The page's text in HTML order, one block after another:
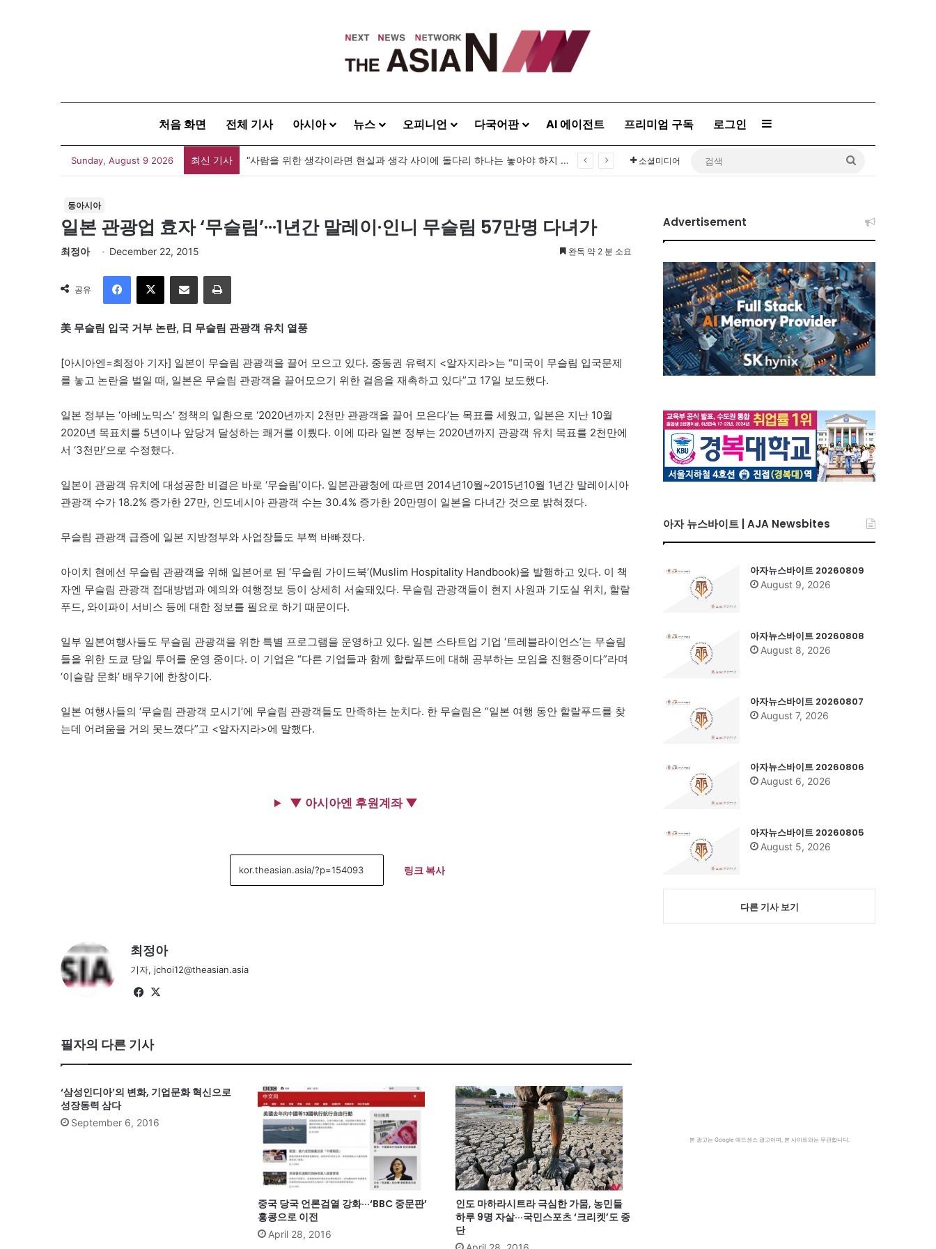
처음 화면 전체 기사 아시아 뉴스 오피니언 다국어판 AI 에이전트 프리미엄 구독 로그인 Sidebar
Sunday, August 9 2026 최신 기사 “사람을 위한 생각이라면 현실과 생각 사이에 돌다리 하나는 놓아야 하지 않을까” 소셜미디어
동아시아
일본 관광업 효자 ‘무슬림’···1년간 말레이·인니 무슬림 57만명 다녀가
최정아 December 22, 2015 완독 약 2 분 소요
공유
이메일
美 무슬림 입국 거부 논란, 日 무슬림 관광객 유치 열풍
[아시아엔=최정아 기자] 일본이 무슬림 관광객을 끌어 모으고 있다. 중동권 유력지 <알자지라>는 “미국이 무슬림 입국문제
를 놓고 논란을 벌일 때, 일본은 무슬림 관광객을 끌어모으기 위한 걸음을 재촉하고 있다”고 17일 보도했다.
일본 정부는 ‘아베노믹스’ 정책의 일환으로 ‘2020년까지 2천만 관광객을 끌어 모은다’는 목표를 세웠고, 일본은 지난 10월
2020년 목표치를 5년이나 앞당겨 달성하는 쾌거를 이뤘다. 이에 따라 일본 정부는 2020년까지 관광객 유치 목표를 2천만에
서 ‘3천만’으로 수정했다.
일본이 관광객 유치에 대성공한 비결은 바로 ‘무슬림’이다. 일본관광청에 따르면 2014년10월~2015년10월 1년간 말레이시아
관광객 수가 18.2% 증가한 27만, 인도네시아 관광객 수는 30.4% 증가한 20만명이 일본을 다녀간 것으로 밝혀졌다.
무슬림 관광객 급증에 일본 지방정부와 사업장들도 부쩍 바빠졌다.
아이치 현에선 무슬림 관광객을 위해 일본어로 된 ‘무슬림 가이드북’(Muslim Hospitality Handbook)을 발행하고 있다. 이 책
자엔 무슬림 관광객 접대방법과 예의와 여행정보 등이 상세히 서술돼있다. 무슬림 관광객들이 현지 사원과 기도실 위치, 할랄
푸드, 와이파이 서비스 등에 대한 정보를 필요로 하기 때문이다.
일부 일본여행사들도 무슬림 관광객을 위한 특별 프로그램을 운영하고 있다. 일본 스타트업 기업 ‘트레블라이언스’는 무슬림
들을 위한 도쿄 당일 투어를 운영 중이다. 이 기업은 “다른 기업들과 함께 할랄푸드에 대해 공부하는 모임을 진행중이다”라며
‘이슬람 문화’ 배우기에 한창이다.
일본 여행사들의 ‘무슬림 관광객 모시기’에 무슬림 관광객들도 만족하는 눈치다. 한 무슬림은 “일본 여행 동안 할랄푸드를 찾
는데 어려움을 거의 못느꼈다”고 <알자지라>에 말했다.
▼ 아시아엔 후원계좌 ▼
링크 복사
최정아
기자, jchoi12@theasian.asia
Fa
ok
필자의 다른 기사
‘삼성인디아’의 변화, 기업문화 혁신으로
성장동력 삼다
September 6, 2016
중국 당국 언론검열 강화···‘BBC 중문판’
홍콩으로 이전
April 28, 2016
인도 마하라시트라 극심한 가뭄, 농민들
하루 9명 자살···국민스포츠 ‘크리켓’도 중
단
Advertisement
아자 뉴스바이트 | AJA Newsbites
아자뉴스바이트 20260809
August 9, 2026
아자뉴스바이트 20260808
August 8, 2026
아자뉴스바이트 20260807
August 7, 2026
아자뉴스바이트 20260806
August 6, 2026
아자뉴스바이트 20260805
August 5, 2026
다른 기사 보기
본 광고는 Google 애드센스 광고이며, 본 사이트와는 무관합니다.